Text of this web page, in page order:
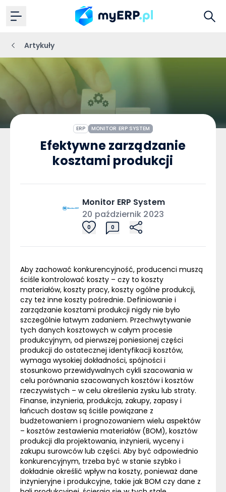
Artykuły
ERP MONITOR ERP SYSTEM
Efektywne zarządzanie
kosztami produkcji
Monitor ERP System
20 październik 2023
0 0
Aby zachować konkurencyjność, producenci muszą
ściśle kontrolować koszty – czy to koszty
materiałów, koszty pracy, koszty ogólne produkcji,
czy też inne koszty pośrednie. Definiowanie i
zarządzanie kosztami produkcji nigdy nie było
szczególnie łatwym zadaniem. Przechwytywanie
tych danych kosztowych w całym procesie
produkcyjnym, od pierwszej poniesionej części
produkcji do ostatecznej identyfikacji kosztów,
wymaga wysokiej dokładności, spójności i
stosunkowo przewidywalnych cykli szacowania w
celu porównania szacowanych kosztów i kosztów
rzeczywistych – w celu określenia zysku lub straty.
Finanse, inżynieria, produkcja, zakupy, zapasy i
łańcuch dostaw są ściśle powiązane z
budżetowaniem i prognozowaniem wielu aspektów
– kosztów zestawienia materiałów (BOM), kosztów
produkcji dla projektowania, inżynierii, wyceny i
zakupu surowców lub części. Aby być odpowiednio
konkurencyjnym, trzeba być w stanie szybko i
dokładnie określić wpływ na koszty, ponieważ dane
inżynieryjne i produkcyjne, takie jak BOM czy dane z